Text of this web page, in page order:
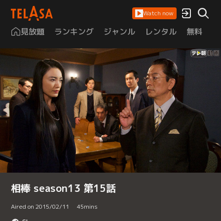
Watch now
見放題 ランキング ジャンル レンタル 無料
相棒 season13 第15話
Aired on 2015/02/11 45mins